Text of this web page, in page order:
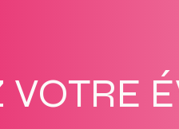
VOTRE